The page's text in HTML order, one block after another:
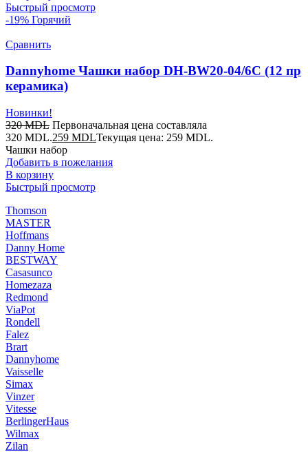
Быстрый просмотр
-19% Горячий
Сравнить
Dannyhome Чашки набор DH-BW20-04/6C (12 пр
керамика)
Новинки!
320MDL Первоначальная цена составляла
320 MDL.259 MDLТекущая цена: 259 MDL.
Чашки набор
Добавить в пожелания
В корзину
Быстрый просмотр
Thomson
MASTER
Hoffmans
Danny Home
BESTWAY
Casasunco
Homezaza
Redmond
ViaPot
Rondell
Falez
Brart
Dannyhome
Vaisselle
Simax
Vinzer
Vitesse
BerlingerHaus
Wilmax
Zilan